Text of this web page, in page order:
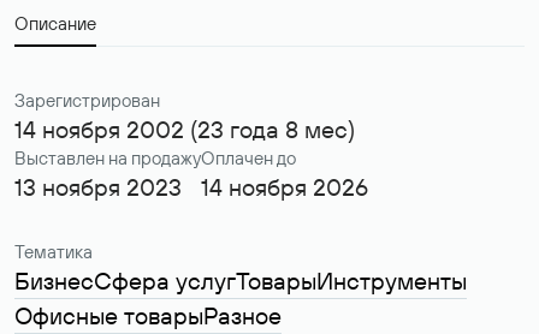
Описание
Зарегистрирован
14 ноября 2002 (23 года 8 мес)
Выставлен на продажу
13 ноября 2023
Оплачен до
14 ноября 2026
Тематика
БизнесСфера услугТоварыИнструменты
Офисные товарыРазное